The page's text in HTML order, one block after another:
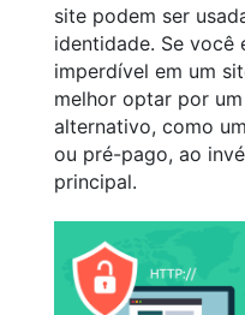
site podem ser
identidade. Se você
imperdível em um
melhor optar por
alternativo, como
ou pré-pago, ao
principal.